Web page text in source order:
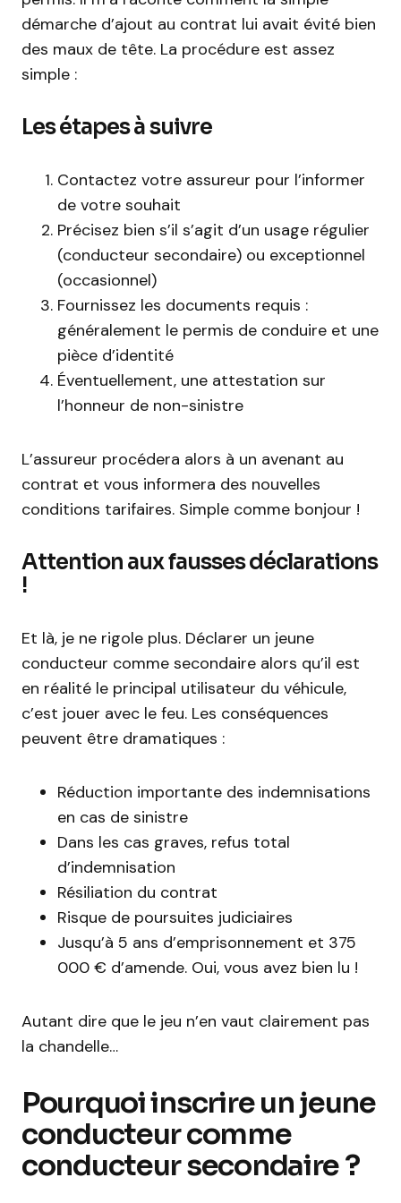
démarche d’ajout au contrat lui avait évité bien
des maux de tête. La procédure est assez
simple :
Les étapes à suivre
Contactez votre assureur pour l’informer
de votre souhait
Précisez bien s’il s’agit d’un usage régulier
(conducteur secondaire) ou exceptionnel
(occasionnel)
Fournissez les documents requis :
généralement le permis de conduire et une
pièce d’identité
Éventuellement, une attestation sur
l’honneur de non-sinistre
L’assureur procédera alors à un avenant au
contrat et vous informera des nouvelles
conditions tarifaires. Simple comme bonjour !
Attention aux fausses déclarations
!
Et là, je ne rigole plus. Déclarer un jeune
conducteur comme secondaire alors qu’il est
en réalité le principal utilisateur du véhicule,
c’est jouer avec le feu. Les conséquences
peuvent être dramatiques :
Réduction importante des indemnisations
en cas de sinistre
Dans les cas graves, refus total
d’indemnisation
Résiliation du contrat
Risque de poursuites judiciaires
Jusqu’à 5 ans d’emprisonnement et 375
000 € d’amende. Oui, vous avez bien lu !
Autant dire que le jeu n’en vaut clairement pas
la chandelle…
Pourquoi inscrire un jeune
conducteur comme
conducteur secondaire ?